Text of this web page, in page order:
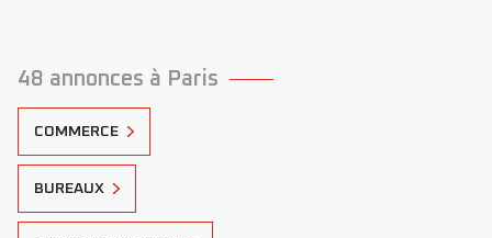
48 annonces à Paris
COMMERCE
BUREAUX